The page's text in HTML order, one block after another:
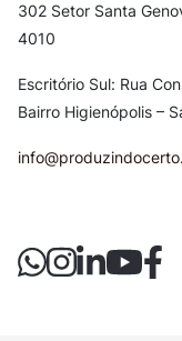
302 Setor Santa
4010
Escritório Sul: Rua
Bairro Higienópolis –